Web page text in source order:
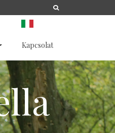
Kapcsolat